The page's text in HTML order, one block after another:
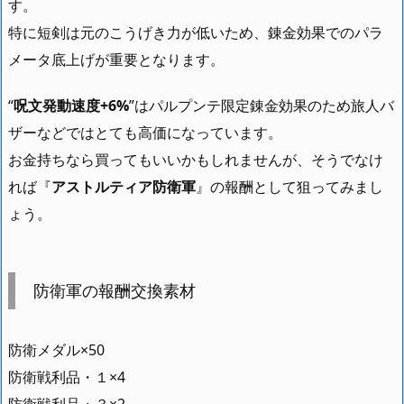
す。
特に短剣は元のこうげき力が低いため、錬金効果でのパラ
メータ底上げが重要となります。
“呪文発動速度+6%”はパルプンテ限定錬金効果のため旅人バ
ザーなどではとても高価になっています。
お金持ちなら買ってもいいかもしれませんが、そうでなけ
れば『アストルティア防衛軍』の報酬として狙ってみまし
ょう。
防衛軍の報酬交換素材
防衛メダル×50
防衛戦利品・１×4